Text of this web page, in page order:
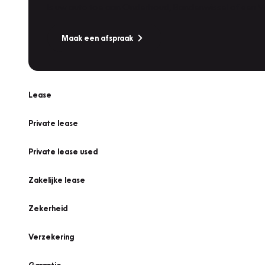
Maak een afspraak
Lease
Private lease
Private lease used
Zakelijke lease
Zekerheid
Verzekering